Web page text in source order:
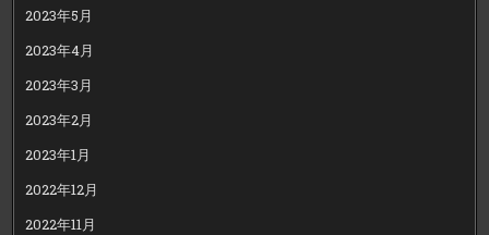
2023年5月
2023年4月
2023年3月
2023年2月
2023年1月
2022年12月
2022年11月